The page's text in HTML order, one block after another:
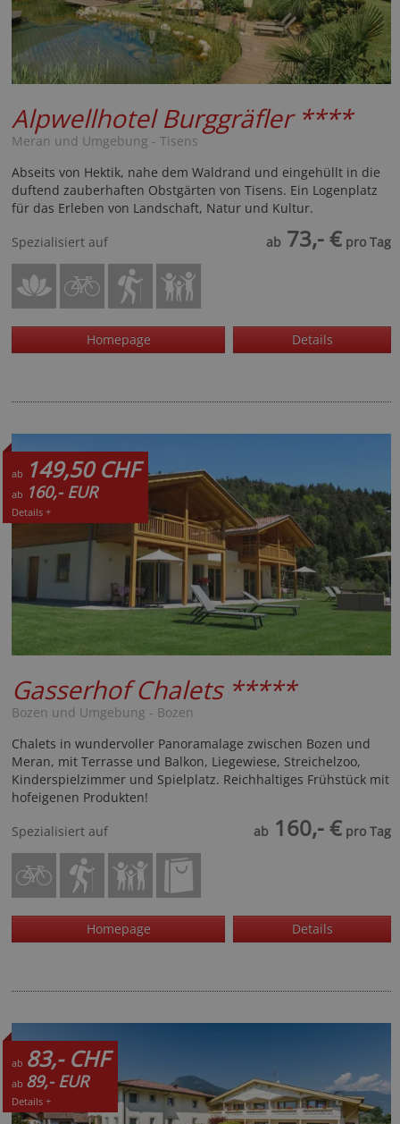
Alpwellhotel Burggräfler ****
Meran und Umgebung - Tisens
Abseits von Hektik, nahe dem Waldrand und eingehüllt in die
duftend zauberhaften Obstgärten von Tisens. Ein Logenplatz
für das Erleben von Landschaft, Natur und Kultur.
Spezialisiert auf
ab 73,- € pro Tag
Homepage Details
ab 149,50 CHF
ab 160,- EUR
Details +
Gasserhof Chalets *****
Bozen und Umgebung - Bozen
Chalets in wundervoller Panoramalage zwischen Bozen und
Meran, mit Terrasse und Balkon, Liegewiese, Streichelzoo,
Kinderspielzimmer und Spielplatz. Reichhaltiges Frühstück mit
hofeigenen Produkten!
Spezialisiert auf
ab 160,- € pro Tag
Homepage Details
ab 83,- CHF
ab 89,- EUR
Details +